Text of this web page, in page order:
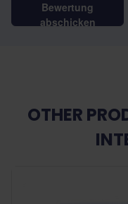
Bewertung
abschicken
OTHER